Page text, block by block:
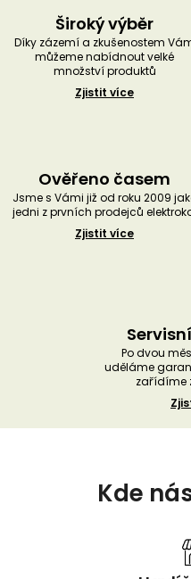
Široký výběr
Díky zázemí a zkušenostem
můžeme nabídnout velké
množství produktů
Zjistit více
Ověřeno časem
Jsme s Vámi již od roku 2009
jedni z prvních prodejců
Zjistit více
Po dvou
uděláme
zařídíme
Kde